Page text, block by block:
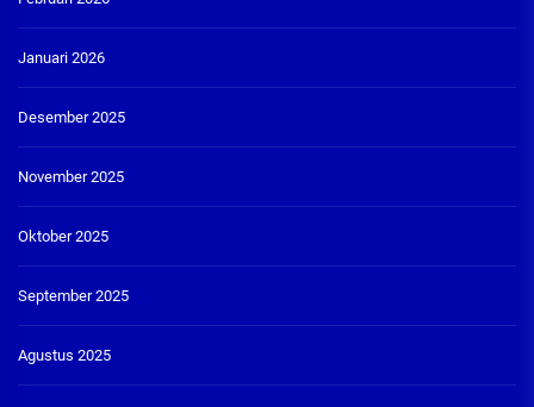
Januari 2026
Desember 2025
November 2025
Oktober 2025
September 2025
Agustus 2025